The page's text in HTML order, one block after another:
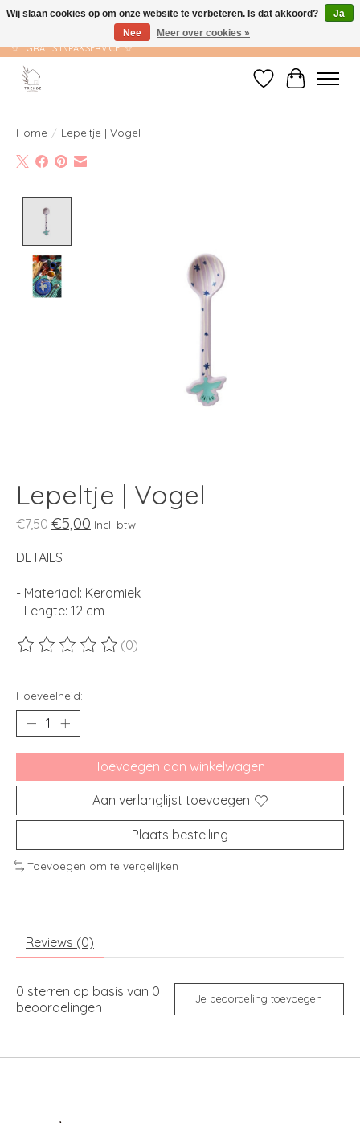
☆ GRATIS VERZENDING VANAF €75 ☆ VERZONDEN BINNEN 1-2 WERKDAGEN
☆ GRATIS INPAKSERVICE ☆
Verlanglijst
Home / Lepeltje | Vogel
Lepeltje | Vogel
€7,50 €5,00 Incl. btw
DETAILS
- Materiaal: Keramiek
- Lengte: 12 cm
De beoordeling van dit product is
(0)
Hoeveelheid:
Toevoegen aan winkelwagen
Aan verlanglijst toevoegen
Plaats bestelling
Toevoegen om te vergelijken
Reviews (0)
0 sterren op basis van 0
beoordelingen
Je beoordeling toevoegen
Wij slaan cookies op om onze website te verbeteren. Is dat akkoord?
Ja
Nee
Meer over cookies »